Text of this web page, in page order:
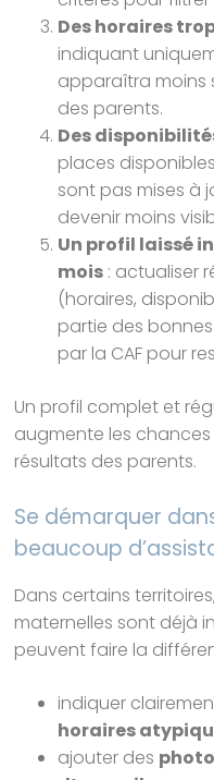
Des horaires
indiquant
apparaîtra moins
des parents.
Des
places
sont pas mises à
devenir moins
Un profil laissé
mois : actualiser
(horaires,
partie des
par la CAF pour
Un profil complet et
augmente les
résultats des parents.
Se démarquer
beaucoup
Dans certains
maternelles sont déjà
peuvent faire la
indiquer
horaires
ajouter des